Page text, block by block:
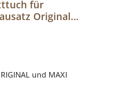
für
Original
und MAXI